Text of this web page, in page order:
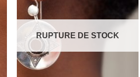
RUPTURE DE STOCK